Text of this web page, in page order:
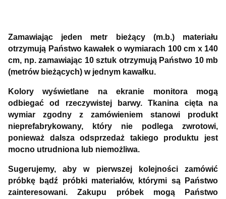
Zamawiając jeden metr bieżący (m.b.) materiału
otrzymują Państwo kawałek o wymiarach 100 cm x 140
cm, np. zamawiając 10 sztuk otrzymują Państwo 10 mb
(metrów bieżących) w jednym kawałku.
Kolory wyświetlane na ekranie monitora mogą
odbiegać od rzeczywistej barwy. Tkanina cięta na
wymiar zgodny z zamówieniem stanowi produkt
nieprefabrykowany, który nie podlega zwrotowi,
ponieważ dalsza odsprzedaż takiego produktu jest
mocno utrudniona lub niemożliwa.
Sugerujemy, aby w pierwszej kolejności zamówić
próbkę bądź próbki materiałów, którymi są Państwo
zainteresowani. Zakupu próbek mogą Państwo